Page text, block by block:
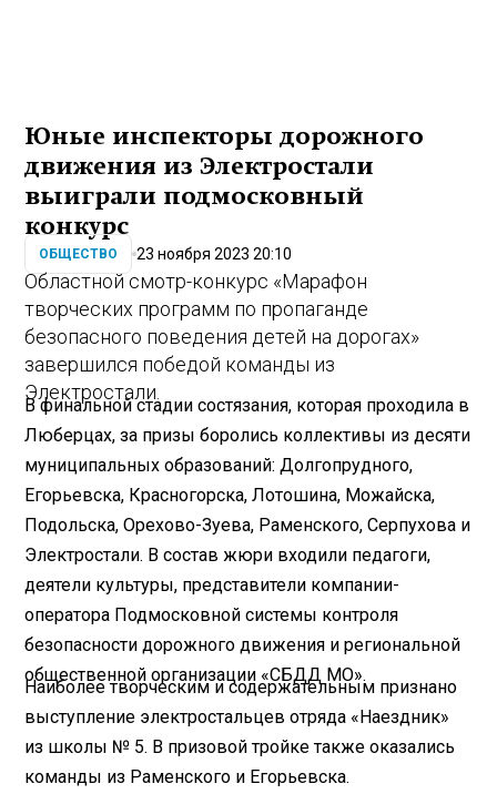
Юные инспекторы дорожного
движения из Электростали
выиграли подмосковный
конкурс
ОБЩЕСТВО 23 ноября 2023 20:10
Областной смотр-конкурс «Марафон
творческих программ по пропаганде
безопасного поведения детей на дорогах»
завершился победой команды из
Электростали.
В финальной стадии состязания, которая проходила в
Люберцах, за призы боролись коллективы из десяти
муниципальных образований: Долгопрудного,
Егорьевска, Красногорска, Лотошина, Можайска,
Подольска, Орехово-Зуева, Раменского, Серпухова и
Электростали. В состав жюри входили педагоги,
деятели культуры, представители компании-
оператора Подмосковной системы контроля
безопасности дорожного движения и региональной
общественной организации «СБДД МО».
Наиболее творческим и содержательным признано
выступление электростальцев отряда «Наездник»
из школы № 5. В призовой тройке также оказались
команды из Раменского и Егорьевска.